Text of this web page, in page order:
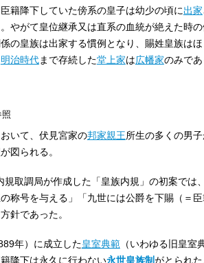
籍降下していた傍系の皇子は幼少の頃に出家
やがて皇位継承又は直系の血統が絶えた時
の皇族は出家する慣例となり、賜姓皇族はほ
明治時代まで存続した堂上家は広幡家のみであ
照
いて、伏見宮家の邦家親王所生の多くの男
図られる。
規取調局が作成した「皇族内規」の初案では
称号を与える」「九世には公爵を下賜（＝
針であった。
年）に成立した皇室典範 （いわゆる旧皇
降下は永久に行わない永世皇族制がとられた